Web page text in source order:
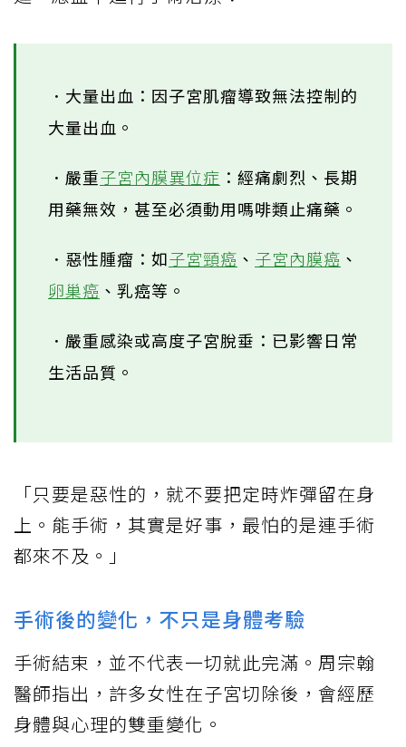
．大量出血：因子宮肌瘤導致無法控制的
大量出血。
．嚴重子宮內膜異位症 ：經痛劇烈、長期
用藥無效，甚至必須動用嗎啡類止痛藥。
．惡性腫瘤：如子宮頸癌 、 子宮內膜癌 、
卵巢癌 、乳癌等。
．嚴重感染或高度子宮脫垂：已影響日常
生活品質。
「只要是惡性的，就不要把定時炸彈留在身
上。能手術，其實是好事，最怕的是連手術
都來不及。」
手術後的變化，不只是身體考驗
手術結束，並不代表一切就此完滿。周宗翰
醫師指出，許多女性在子宮切除後，會經歷
身體與心理的雙重變化。